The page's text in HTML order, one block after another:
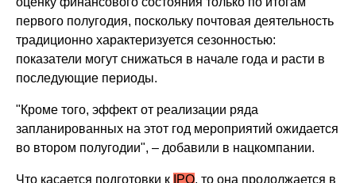
первого полугодия, поскольку почтовая деятельность
традиционно характеризуется сезонностью:
показатели могут снижаться в начале года и расти в
последующие периоды.
"Кроме того, эффект от реализации ряда
запланированных на этот год мероприятий ожидается
во втором полугодии", – добавили в нацкомпании.
Что касается подготовки к IPO, то она продолжается в